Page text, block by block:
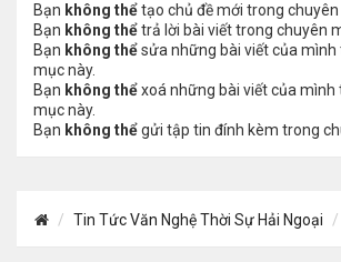
Bạn không thểtạo chủ đề mới trong chuyên
Bạn không thểtrả lời bài viết trong chuyên
Bạn không thểsửa những bài viết của mình
mục này.
Bạn không thểxoá những bài viết của mình
mục này.
Bạn không thểgửi tập tin đính kèm trong
Tin Tức Văn Nghệ Thời Sự Hải Ngoại